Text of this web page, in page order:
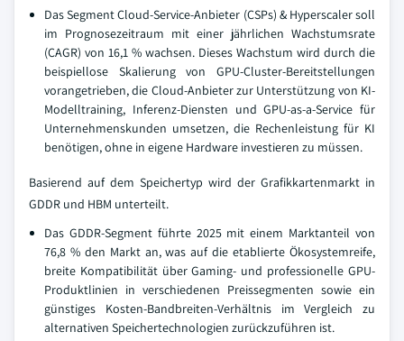
Das Segment Cloud-Service-Anbieter (CSPs) & Hyperscaler soll
im Prognosezeitraum mit einer jährlichen Wachstumsrate
(CAGR) von 16,1 % wachsen. Dieses Wachstum wird durch die
beispiellose Skalierung von GPU-Cluster-Bereitstellungen
vorangetrieben, die Cloud-Anbieter zur Unterstützung von KI-
Modelltraining, Inferenz-Diensten und GPU-as-a-Service für
Unternehmenskunden umsetzen, die Rechenleistung für KI
benötigen, ohne in eigene Hardware investieren zu müssen.
Basierend auf dem Speichertyp wird der Grafikkartenmarkt in
GDDR und HBM unterteilt.
Das GDDR-Segment führte 2025 mit einem Marktanteil von
76,8 % den Markt an, was auf die etablierte Ökosystemreife,
breite Kompatibilität über Gaming- und professionelle GPU-
Produktlinien in verschiedenen Preissegmenten sowie ein
günstiges Kosten-Bandbreiten-Verhältnis im Vergleich zu
alternativen Speichertechnologien zurückzuführen ist.